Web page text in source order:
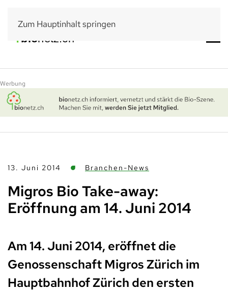
Zum Hauptinhalt springen
Werbung
13. Juni 2014 Branchen-News
Migros Bio Take-away:
Eröffnung am 14. Juni 2014
Am 14. Juni 2014, eröffnet die
Genossenschaft Migros Zürich im
Hauptbahnhof Zürich den ersten